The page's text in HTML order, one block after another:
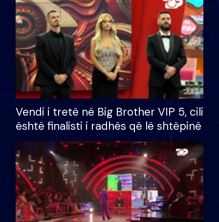
Vendi i tretë në Big Brother VIP 5, cili
është finalisti i radhës që lë shtëpinë